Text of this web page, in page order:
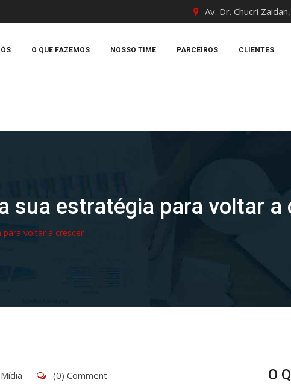
Av. Dr. Chucri
O QUE FAZEMOS NOSSO TIME PARCEIROS CLIENTES
sua estratégia para voltar a
para voltar a crescer
(0) Comment O